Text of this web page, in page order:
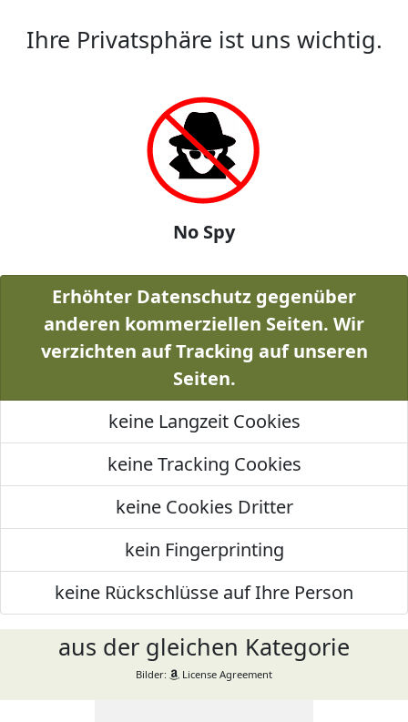
Ihre Privatsphäre ist uns wichtig.
No Spy
Erhöhter Datenschutz gegenüber
anderen kommerziellen Seiten. Wir
verzichten auf Tracking auf unseren
Seiten.
keine Langzeit Cookies
keine Tracking Cookies
keine Cookies Dritter
kein Fingerprinting
keine Rückschlüsse auf Ihre Person
aus der gleichen Kategorie
Bilder: License Agreement